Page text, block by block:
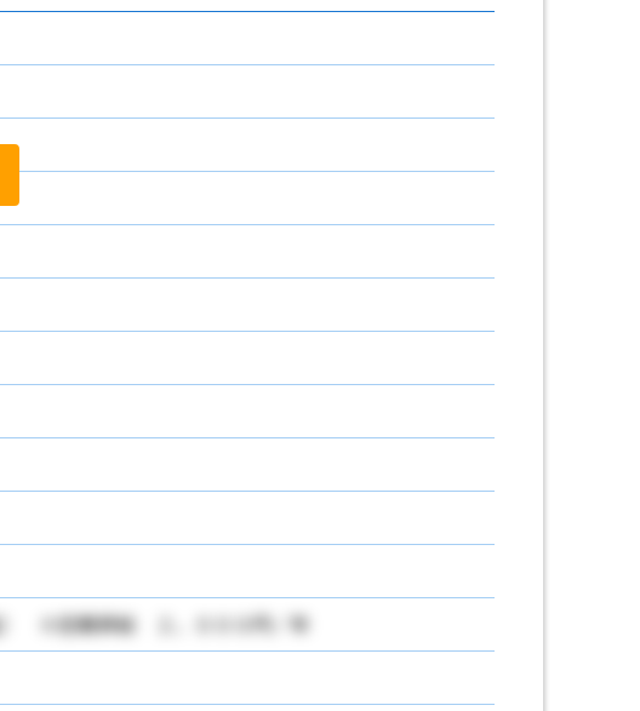
） ※定期昇給 ２，０００円／年